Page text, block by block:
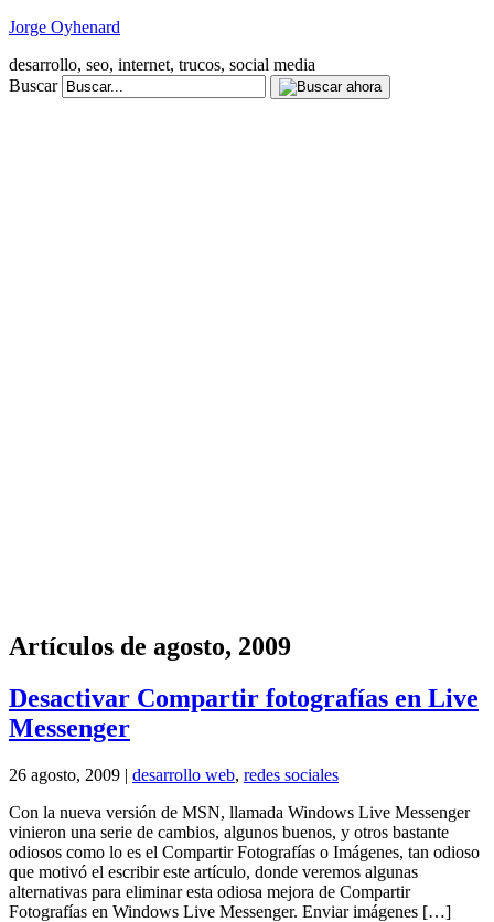
Jorge Oyhenard
desarrollo, seo, internet, trucos, social media
Buscar
Artículos de agosto, 2009
Desactivar Compartir fotografías en Live
Messenger
26 agosto, 2009 | desarrollo web, redes sociales
Con la nueva versión de MSN, llamada Windows Live Messenger
vinieron una serie de cambios, algunos buenos, y otros bastante
odiosos como lo es el Compartir Fotografías o Imágenes, tan odioso
que motivó el escribir este artículo, donde veremos algunas
alternativas para eliminar esta odiosa mejora de Compartir
Fotografías en Windows Live Messenger. Enviar imágenes […]